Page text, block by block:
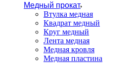
Медный прокат
Втулка медная
Квадрат медный
Круг медный
Лента медная
Медная кровля
Медная пластина